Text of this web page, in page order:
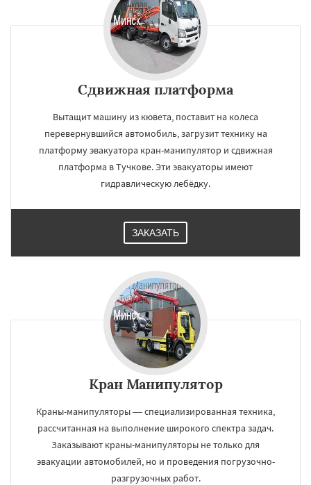
Сдвижная платформа
Вытащит машину из кювета, поставит на колеса
перевернувшийся автомобиль, загрузит технику на
платформу эвакуатора кран-манипулятор и сдвижная
платформа в Тучкове. Эти эвакуаторы имеют
гидравлическую лебёдку.
ЗАКАЗАТЬ
Кран Манипулятор
Краны-манипуляторы — специализированная техника,
рассчитанная на выполнение широкого спектра задач.
Заказывают краны-манипуляторы не только для
эвакуации автомобилей, но и проведения погрузочно-
разгрузочных работ.